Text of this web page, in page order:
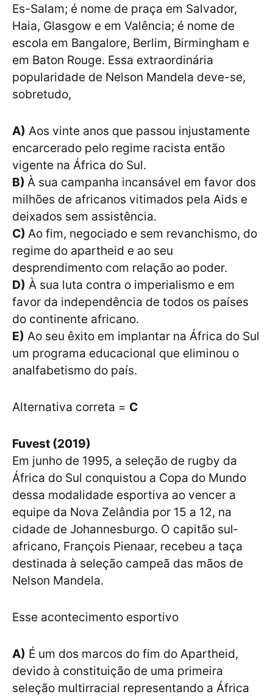
Es-Salam; é nome de praça em Salvador,
Haia, Glasgow e em Valência; é nome de
escola em Bangalore, Berlim, Birmingham e
em Baton Rouge. Essa extraordinária
popularidade de Nelson Mandela deve-se,
sobretudo,
A) Aos vinte anos que passou injustamente
encarcerado pelo regime racista então
vigente na África do Sul.
B) À sua campanha incansável em favor dos
milhões de africanos vitimados pela Aids e
deixados sem assistência.
C) Ao fim, negociado e sem revanchismo, do
regime do apartheid e ao seu
desprendimento com relação ao poder.
D) À sua luta contra o imperialismo e em
favor da independência de todos os países
do continente africano.
E) Ao seu êxito em implantar na África do Sul
um programa educacional que eliminou o
analfabetismo do país.
Alternativa correta = C
Fuvest (2019)
Em junho de 1995, a seleção de rugby da
África do Sul conquistou a Copa do Mundo
dessa modalidade esportiva ao vencer a
equipe da Nova Zelândia por 15 a 12, na
cidade de Johannesburgo. O capitão sul‐
africano, François Pienaar, recebeu a taça
destinada à seleção campeã das mãos de
Nelson Mandela.
Esse acontecimento esportivo
A) É um dos marcos do fim do Apartheid,
devido à constituição de uma primeira
seleção multirracial representando a África